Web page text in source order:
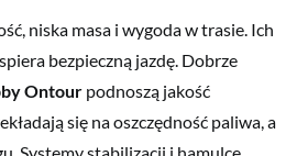
niska masa i wygoda w trasie. Ich
bezpieczną jazdę. Dobrze
Ontour podnoszą jakość
się na oszczędność paliwa, a